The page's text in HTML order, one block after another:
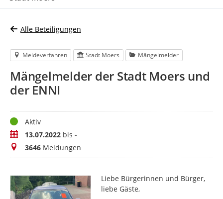
Alle Beteiligungen
Meldeverfahren Stadt Moers Mängelmelder
Mängelmelder der Stadt Moers und
der ENNI
StatusAktiv
Zeitraum13.07.2022 bis -
Meldungen
3646 Meldungen
Liebe Bürgerinnen und Bürger,
liebe Gäste,